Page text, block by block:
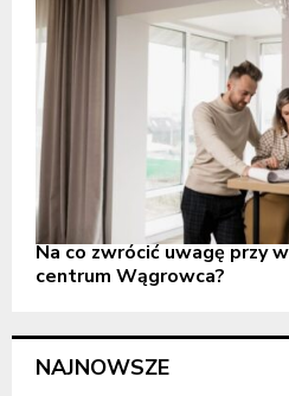
Na co zwrócić uwagę przy
centrum Wągrowca?
NAJNOWSZE